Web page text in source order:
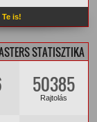
is!
STATISZTIKA
50385
Rajtolás